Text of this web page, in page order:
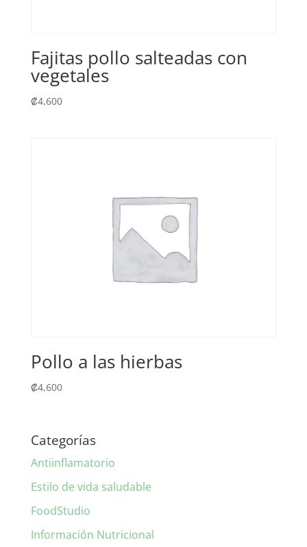
Fajitas pollo salteadas con
vegetales
₡4,600
Pollo a las hierbas
₡4,600
Categorías
Antiinflamatorio
Estilo de vida saludable
FoodStudio
Información Nutricional